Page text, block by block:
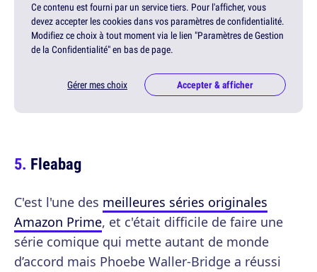
Ce contenu est fourni par un service tiers. Pour l'afficher, vous
devez accepter les cookies dans vos paramètres de confidentialité.
Modifiez ce choix à tout moment via le lien "Paramètres de Gestion
de la Confidentialité" en bas de page.
Gérer mes choix Accepter & afficher
Fleabag
C'est l'une des meilleures séries originales
Amazon Prime, et c'était difficile de faire une
série comique qui mette autant de monde
d’accord mais Phoebe Waller-Bridge a réussi